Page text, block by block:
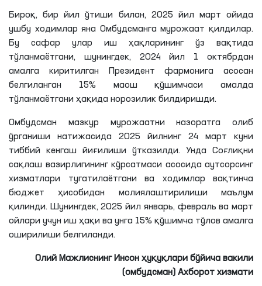
Бироқ, бир йил ўтиши билан, 2025 йил март ойида
ушбу ходимлар яна Омбудсманга мурожаат қилдилар.
Бу сафар улар иш ҳақларининг ўз вақтида
тўланмаётгани, шунингдек, 2024 йил 1 октябрдан
амалга киритилган Президент фармонига асосан
белгиланган 15% маош қўшимчаси амалда
тўланмаётгани ҳақида норозилик билдиришди.
Омбудсман мазкур мурожаатни назоратга олиб
ўрганиши натижасида 2025 йилнинг 24 март куни
тиббий кенгаш йиғилиши ўтказилди. Унда Соғлиқни
сақлаш вазирлигининг кўрсатмаси асосида аутсорсинг
хизматлари тугатилаётгани ва ходимлар вақтинча
бюджет ҳисобидан молиялаштирилиши маълум
қилинди. Шунингдек, 2025 йил январь, февраль ва март
ойлари учун иш ҳақи ва унга 15% қўшимча тўлов амалга
оширилиши белгиланди.
Олий Мажлиснинг Инсон ҳуқуқлари бўйича вакили
(омбудсман) Ахборот хизмати